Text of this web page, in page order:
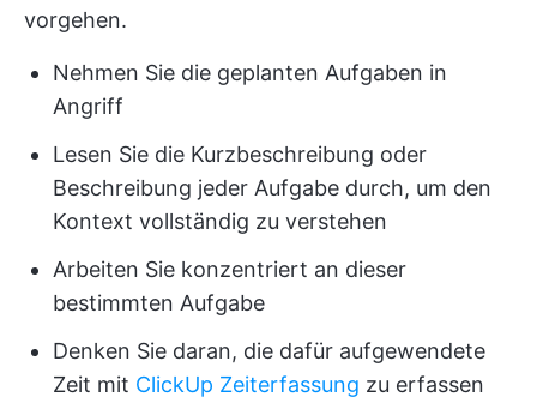
vorgehen.
Nehmen Sie die geplanten Aufgaben in
Angriff
Lesen Sie die Kurzbeschreibung oder
Beschreibung jeder Aufgabe durch, um den
Kontext vollständig zu verstehen
Arbeiten Sie konzentriert an dieser
bestimmten Aufgabe
Denken Sie daran, die dafür aufgewendete
Zeit mit ClickUp Zeiterfassung zu erfassen